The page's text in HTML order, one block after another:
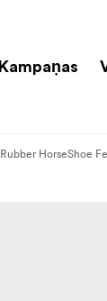
Kampaņas
Rubber HorseShoe